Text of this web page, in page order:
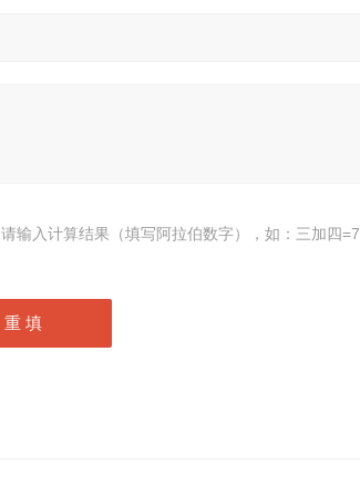
请输入计算结果（填写阿拉伯数字），如：三加四=7